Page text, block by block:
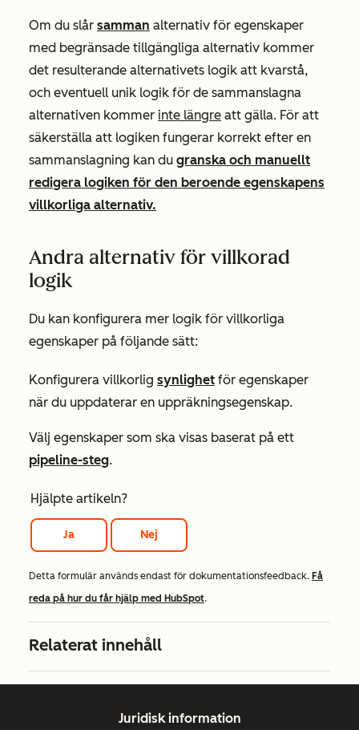
Om du slår samman alternativ för egenskaper
med begränsade tillgängliga alternativ kommer
det resulterande alternativets logik att kvarstå,
och eventuell unik logik för de sammanslagna
alternativen kommer inte längre att gälla. För att
säkerställa att logiken fungerar korrekt efter en
sammanslagning kan du granska och manuellt
redigera logiken för den beroende egenskapens
villkorliga alternativ.
Andra alternativ för villkorad
logik
Du kan konfigurera mer logik för villkorliga
egenskaper på följande sätt:
Konfigurera villkorlig synlighet för egenskaper
när du uppdaterar en uppräkningsegenskap.
Välj egenskaper som ska visas baserat på ett
pipeline-steg.
Hjälpte artikeln?
Ja Nej
Detta formulär används endast för dokumentationsfeedback. Få
reda på hur du får hjälp med HubSpot.
Relaterat innehåll
Juridisk information